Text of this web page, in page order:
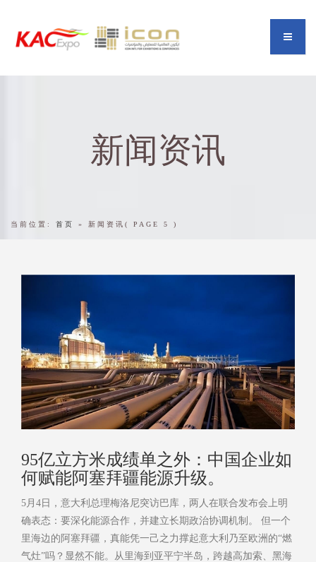
新闻资讯
当前位置: 首页 » 新闻资讯 ( PAGE 5 )
95亿立方米成绩单之外：中国企业如
何赋能阿塞拜疆能源升级。
5月4日，意大利总理梅洛尼突访巴库，两人在联合发布会上明
确表态：要深化能源合作，并建立长期政治协调机制。 但一个
里海边的阿塞拜疆，真能凭一己之力撑起意大利乃至欧洲的“燃
气灶”吗？显然不能。从里海到亚平宁半岛，跨越高加索、黑海